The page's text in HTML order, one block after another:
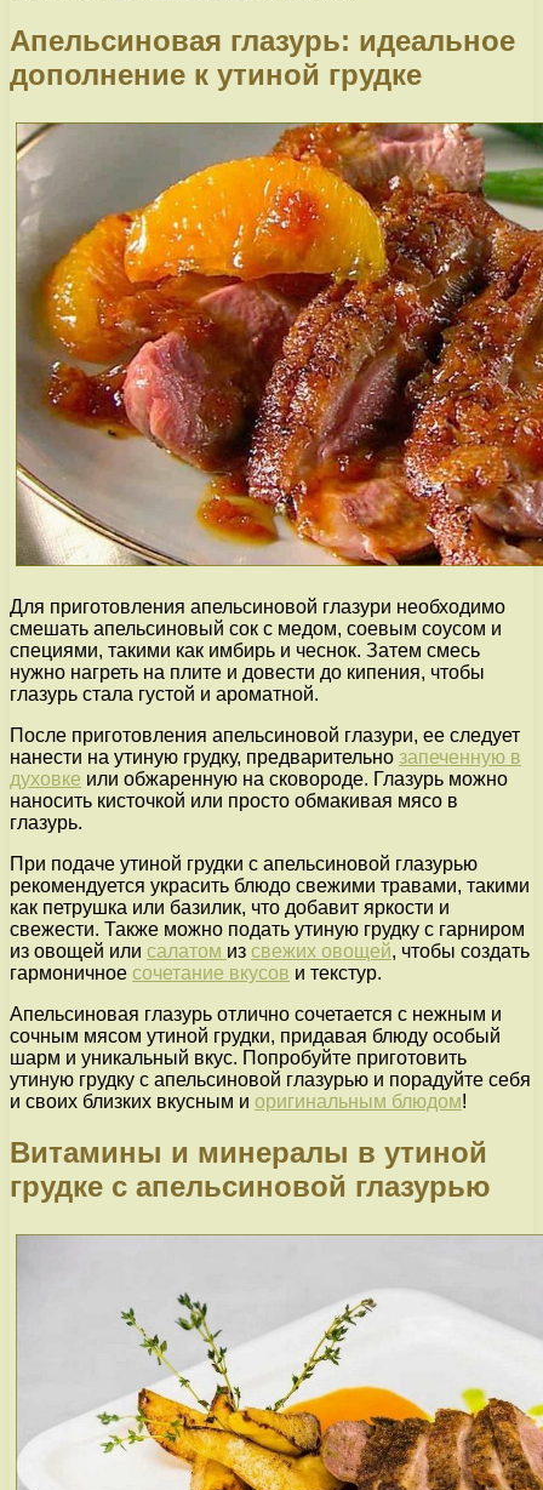
Апельсиновая глазурь: идеальное
дополнение к утиной грудке
Для приготовления апельсиновой глазури необходимо
смешать апельсиновый сок с медом, соевым соусом и
специями, такими как имбирь и чеснок. Затем смесь
нужно нагреть на плите и довести до кипения, чтобы
глазурь стала густой и ароматной.
После приготовления апельсиновой глазури, ее следует
нанести на утиную грудку, предварительно запеченную в
духовке или обжаренную на сковороде. Глазурь можно
наносить кисточкой или просто обмакивая мясо в
глазурь.
При подаче утиной грудки с апельсиновой глазурью
рекомендуется украсить блюдо свежими травами, такими
как петрушка или базилик, что добавит яркости и
свежести. Также можно подать утиную грудку с гарниром
из овощей или салатом из свежих овощей, чтобы создать
гармоничное сочетание вкусов и текстур.
Апельсиновая глазурь отлично сочетается с нежным и
сочным мясом утиной грудки, придавая блюду особый
шарм и уникальный вкус. Попробуйте приготовить
утиную грудку с апельсиновой глазурью и порадуйте себя
и своих близких вкусным и оригинальным блюдом!
Витамины и минералы в утиной
грудке с апельсиновой глазурью